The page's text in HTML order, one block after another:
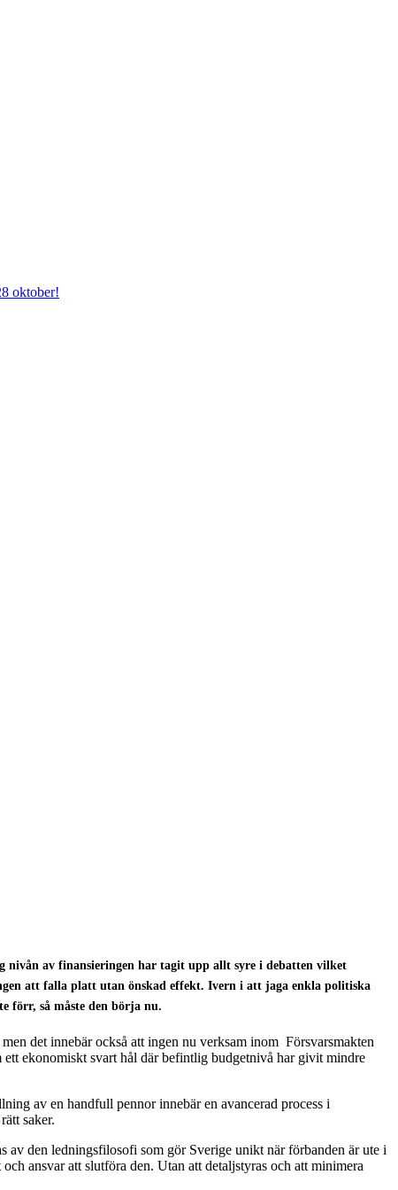
oktober!
nivån av finansieringen har tagit upp allt syre i debatten vilket
att falla platt utan önskad effekt. Ivern i att jaga enkla politiska
förr, så måste den börja nu.
det innebär också att ingen nu verksam inom Försvarsmakten
ekonomiskt svart hål där befintlig budgetnivå har givit mindre
av en handfull pennor innebär en avancerad process i
saker.
av den ledningsfilosofi som gör Sverige unikt när förbanden är ute i
ansvar att slutföra den. Utan att detaljstyras och att minimera